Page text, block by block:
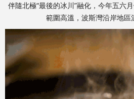
伴隨北極“最後的冰川”融化，今年五六
範圍高溫，波斯灣沿岸地區